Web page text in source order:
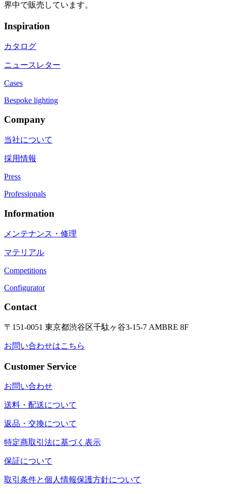
界中で販売しています。
Inspiration
カタログ
ニュースレター
Cases
Bespoke lighting
Company
当社について
採用情報
Press
Professionals
Information
メンテナンス・修理
マテリアル
Competitions
Configurator
Contact
〒151-0051 東京都渋谷区千駄ヶ谷3-15-7 AMBRE 8F
お問い合わせはこちら
Customer Service
お問い合わせ
送料・配送について
返品・交換について
特定商取引法に基づく表示
保証について
取引条件と個人情報保護方針について